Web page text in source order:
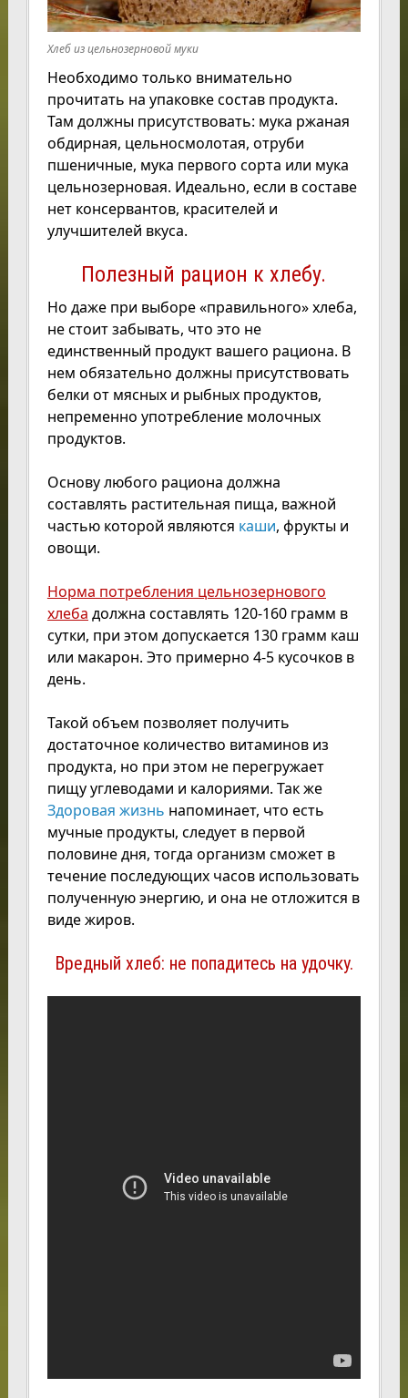
Хлеб из цельнозерновой муки
Необходимо только внимательно
прочитать на упаковке состав продукта.
Там должны присутствовать: мука ржаная
обдирная, цельносмолотая, отруби
пшеничные, мука первого сорта или мука
цельнозерновая. Идеально, если в составе
нет консервантов, красителей и
улучшителей вкуса.
Полезный рацион к хлебу.
Но даже при выборе «правильного» хлеба,
не стоит забывать, что это не
единственный продукт вашего рациона. В
нем обязательно должны присутствовать
белки от мясных и рыбных продуктов,
непременно употребление молочных
продуктов.
Основу любого рациона должна
составлять растительная пища, важной
частью которой являются каши, фрукты и
овощи.
Норма потребления цельнозернового
хлеба должна составлять 120-160 грамм в
сутки, при этом допускается 130 грамм каш
или макарон. Это примерно 4-5 кусочков в
день.
Такой объем позволяет получить
достаточное количество витаминов из
продукта, но при этом не перегружает
пищу углеводами и калориями. Так же
Здоровая жизнь напоминает, что есть
мучные продукты, следует в первой
половине дня, тогда организм сможет в
течение последующих часов использовать
полученную энергию, и она не отложится в
виде жиров.
Вредный хлеб: не попадитесь на удочку.